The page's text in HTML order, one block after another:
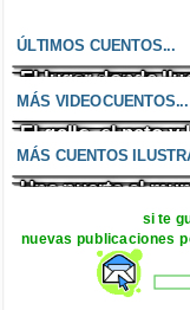
ÚLTIMOS CUENTOS...
El lugar donde
chocolate
MÁS VIDEOCUENTOS...
El gallo, el pato y
sirenas
MÁS CUENTOS
Una puerta al
si te
nuevas publicaciones